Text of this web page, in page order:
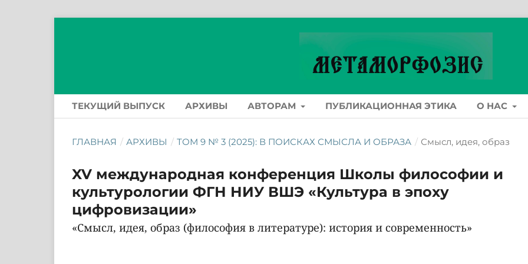
ТЕКУЩИЙ ВЫПУСК АРХИВЫ АВТОРАМ ПУБЛИКАЦИОННАЯ ЭТИКА О НАС
ГЛАВНАЯ / АРХИВЫ / ТОМ 9 № 3 (2025): В ПОИСКАХ СМЫСЛА И ОБРАЗА / Смысл, идея, образ
XV международная конференция Школы философии и
культурологии ФГН НИУ ВШЭ «Культура в эпоху
цифровизации»
«Смысл, идея, образ (философия в литературе): история и современность»